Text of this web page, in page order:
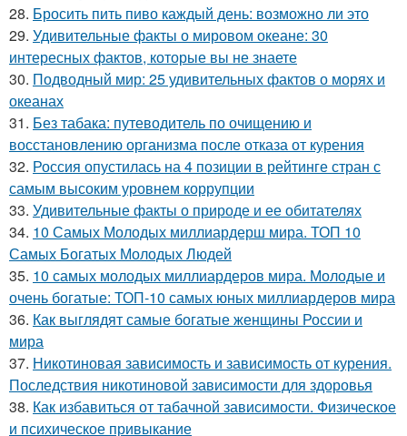
28. Бросить пить пиво каждый день: возможно ли это
29. Удивительные факты о мировом океане: 30
интересных фактов, которые вы не знаете
30. Подводный мир: 25 удивительных фактов о морях и
океанах
31. Без табака: путеводитель по очищению и
восстановлению организма после отказа от курения
32. Россия опустилась на 4 позиции в рейтинге стран с
самым высоким уровнем коррупции
33. Удивительные факты о природе и ее обитателях
34. 10 Самых Молодых миллиардерш мира. ТОП 10
Самых Богатых Молодых Людей
35. 10 самых молодых миллиардеров мира. Молодые и
очень богатые: ТОП-10 самых юных миллиардеров мира
36. Как выглядят самые богатые женщины России и
мира
37. Никотиновая зависимость и зависимость от курения.
Последствия никотиновой зависимости для здоровья
38. Как избавиться от табачной зависимости. Физическое
и психическое привыкание